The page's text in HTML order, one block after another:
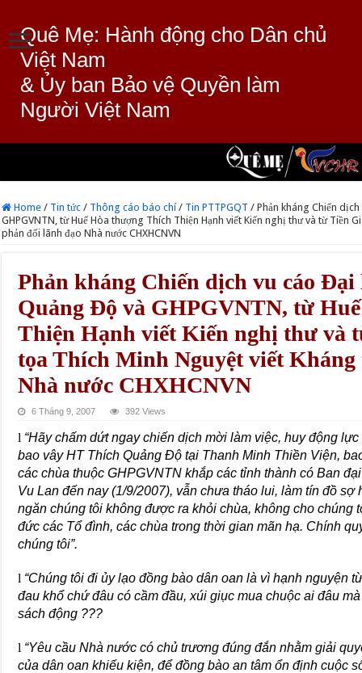
Quê Mẹ: Hành động cho Dân chủ
Việt Nam
& Ủy ban Bảo vệ Quyền làm
Người Việt Nam
Home / Tin tức / Thông cáo báo chí / Tin PTTPGQT / Phản kháng Chiến
GHPGVNTN, từ Huế Hòa thượng Thích Thiện Hạnh viết Kiến nghị thư và từ Tiền
phản đối lãnh đạo Nhà nước CHXHCNVN
Phản kháng Chiến dịch vu cáo
Quảng Độ và GHPGVNTN, từ
Thiện Hạnh viết Kiến nghị thư và
tọa Thích Minh Nguyệt viết
Nhà nước CHXHCNVN
6 Tháng 9, 2007 392 Views
l “Hãy chấm dứt ngay chiến dịch mời làm việc, huy động
bao vây HT Thích Quảng Độ tại Thanh Minh Thiền Viện,
các chùa thuộc GHPGVNTN khắp các tỉnh thành có Ban
Vu Lan đến nay (1/9/2007), vẫn chưa tháo lui, làm tín đồ
ngăn chúng tôi không được ra khỏi chùa, không cho chúng
đức các Tổ đình, các chùa trong thời gian mãn hạ. Chính
chúng tôi”.
l “Chúng tôi đi ủy lạo đồng bào dân oan là vì hạnh nguyện
đau khổ chứ đâu có cầm đầu, xúi giục mua chuộc ai đâu
sách động ???
l “Yêu cầu Nhà nước có chủ trương đúng đắn nhằm giải
của dân oan khiếu kiện, để đồng bào an tâm ổn định cuộc